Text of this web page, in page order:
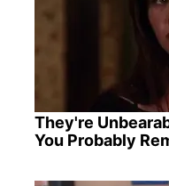
They're
You Probably